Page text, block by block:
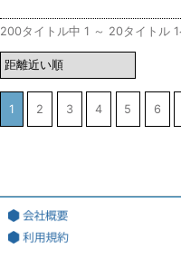
200タイトル中 1 ～ 20タイトル
1 2 3 4 5 6